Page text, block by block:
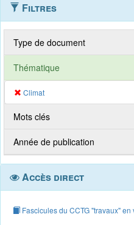
Filtres
Type de document
Thématique
Climat
Mots clés
Année de publication
Accès direct
Fascicules du CCTG "travaux" en